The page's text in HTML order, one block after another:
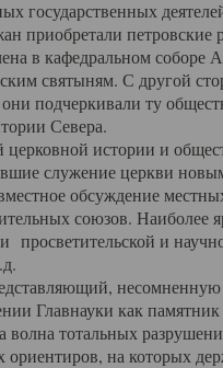
государственных
приобретали петровские
в кафедральном соборе
святыням. С другой
подчеркивали ту
Севера.
истории и
служение церкви
обсуждение
союзов. Наиболее
просветительской и
несомненную
Главнауки как
тотальных
на которых